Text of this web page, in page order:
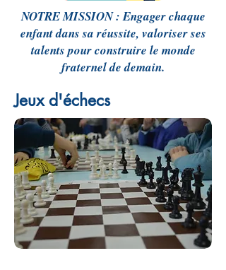
NOTRE MISSION : Engager chaque
enfant dans sa réussite, valoriser ses
talents pour construire le monde
fraternel de demain.
Jeux d'échecs